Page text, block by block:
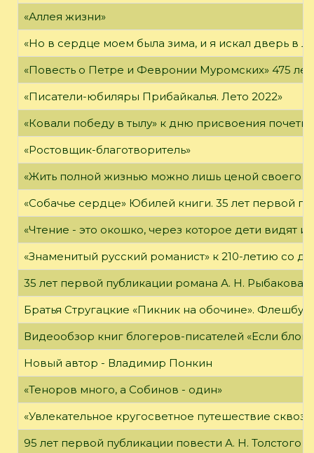
«Аллея жизни»
«Но в сердце моем была зима, и я искал дверь в
«Повесть о Петре и Февронии Муромских» 475
«Писатели-юбиляры Прибайкалья. Лето 2022»
«Ковали победу в тылу» к дню присвоения
«Ростовщик-благотворитель»
«Жить полной жизнью можно лишь ценой своего
«Собачье сердце» Юбилей книги. 35 лет первой
«Чтение - это окошко, через которое дети видят
«Знаменитый русский романист» к 210-летию со
35 лет первой публикации романа А. Н. Рыбакова
Братья Стругацкие «Пикник на обочине».
Видеообзор книг блогеров-писателей «Если блог
Новый автор - Владимир Понкин
«Теноров много, а Собинов - один»
«Увлекательное кругосветное путешествие
95 лет первой публикации повести А. Н. Толстого